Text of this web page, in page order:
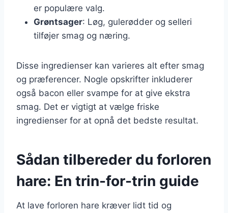
er populære valg.
Grøntsager: Løg, gulerødder og selleri
tilføjer smag og næring.
Disse ingredienser kan varieres alt efter smag
og præferencer. Nogle opskrifter inkluderer
også bacon eller svampe for at give ekstra
smag. Det er vigtigt at vælge friske
ingredienser for at opnå det bedste resultat.
Sådan tilbereder du forloren
hare: En trin-for-trin guide
At lave forloren hare kræver lidt tid og